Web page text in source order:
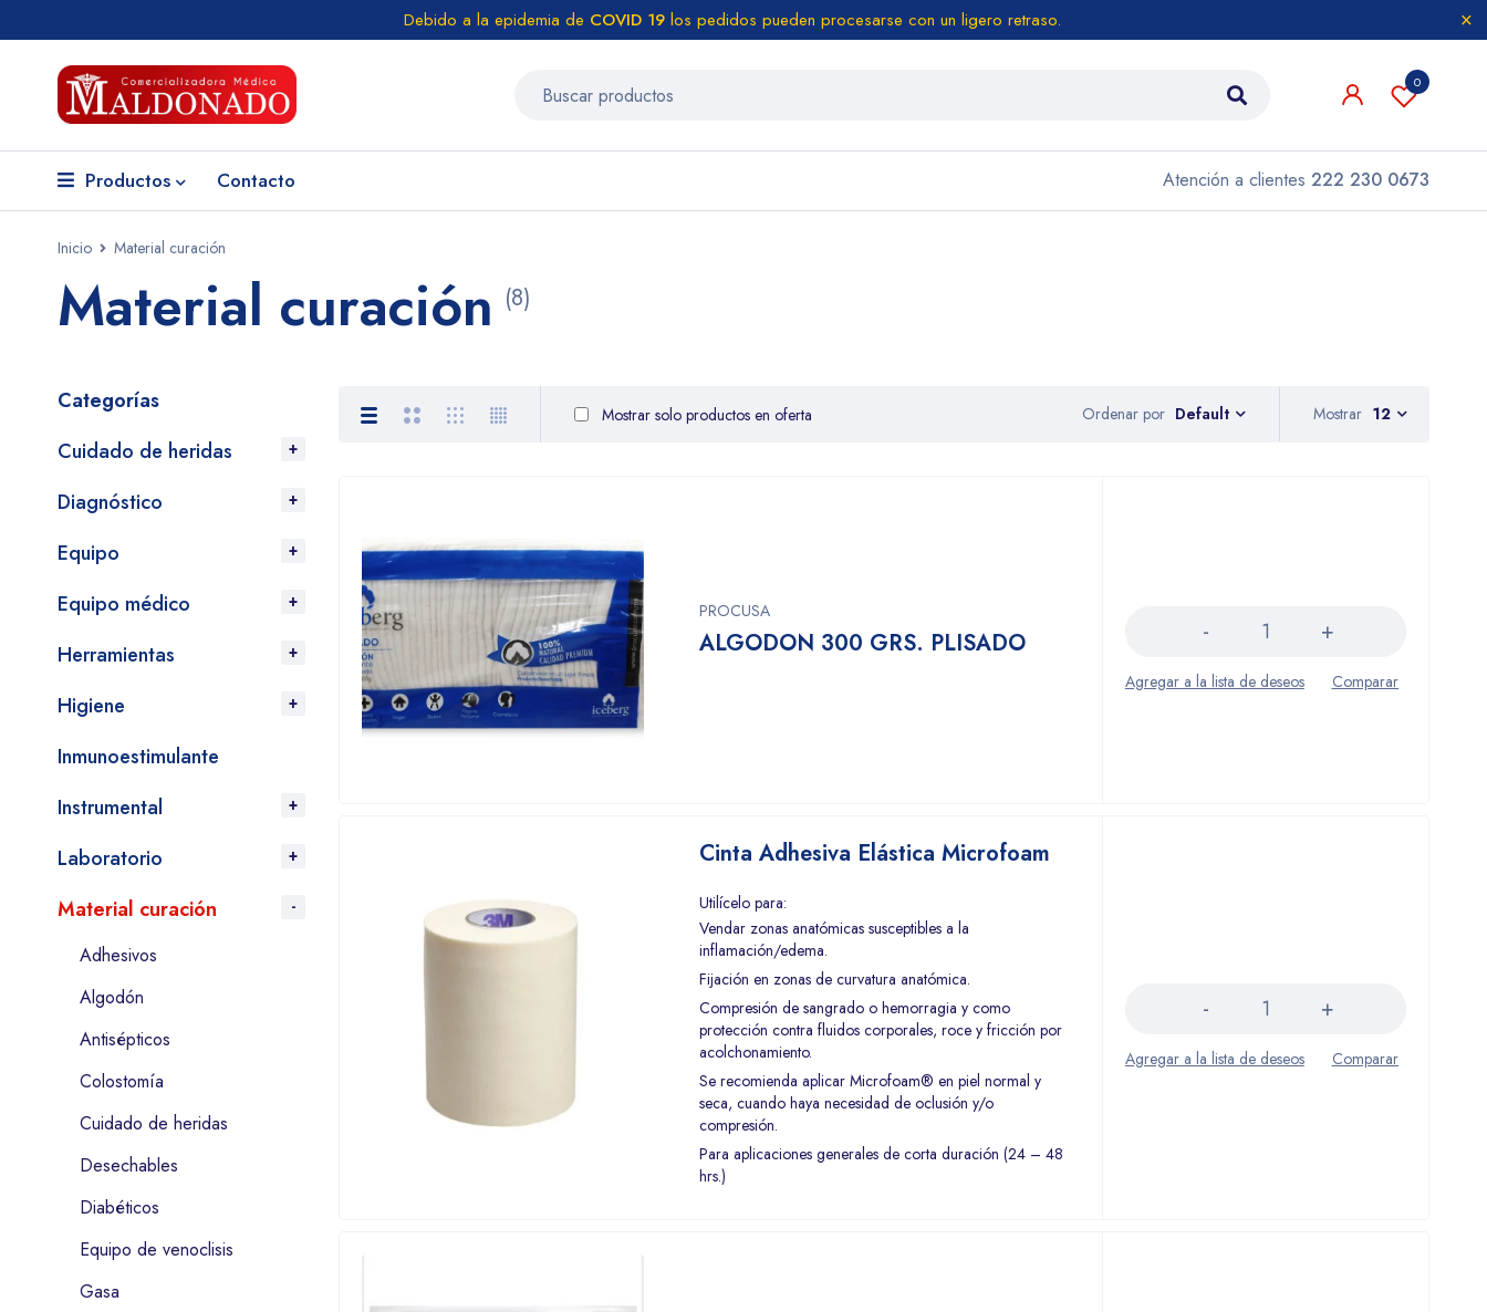
Debido a la epidemia de COVID 19 los pedidos pueden procesarse con un ligero retraso.
0
Productos Contacto Atención a clientes 222 230 0673
Inicio Material curación
Material curación (8)
Categorías
Cuidado de heridas
Diagnóstico
Equipo
Equipo médico
Herramientas
Higiene
Inmunoestimulante
Instrumental
Laboratorio
Material curación
Adhesivos
Algodón
Antisépticos
Colostomía
Cuidado de heridas
Desechables
Diabéticos
Equipo de venoclisis
Gasa
Ordenar por Default
Mostrar solo productos en oferta Mostrar 12
PROCUSA
ALGODON 300 GRS. PLISADO
Cinta Adhesiva Elástica Microfoam
Utilícelo para:
Vendar zonas anatómicas susceptibles a la
inflamación/edema.
Fijación en zonas de curvatura anatómica.
Compresión de sangrado o hemorragia y como
protección contra fluidos corporales, roce y fricción por
acolchonamiento.
Se recomienda aplicar Microfoam® en piel normal y
seca, cuando haya necesidad de oclusión y/o
compresión.
Para aplicaciones generales de corta duración (24 – 48
hrs.)